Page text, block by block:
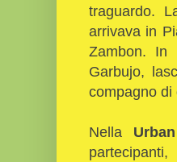
traguardo.
arrivava in
Zambon. In
Garbujo,
compagno di
Nella